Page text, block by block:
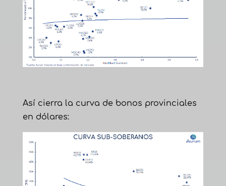
Así cierra la curva de bonos provinciales
en dólares: